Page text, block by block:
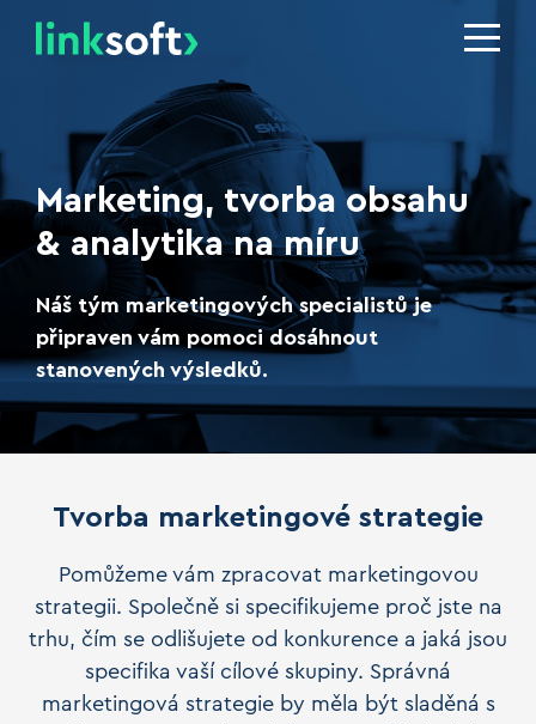
Marketing, tvorba obsahu
& analytika na míru
Náš tým marketingových specialistů je
připraven vám pomoci dosáhnout
stanovených výsledků.
Tvorba marketingové strategie
Pomůžeme vám zpracovat marketingovou
strategii. Společně si specifikujeme proč jste na
trhu, čím se odlišujete od konkurence a jaká jsou
specifika vaší cílové skupiny. Správná
marketingová strategie by měla být sladěná s